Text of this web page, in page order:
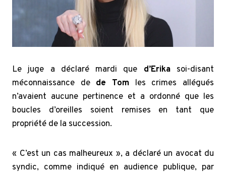
Le juge a déclaré mardi que d’Erika soi-disant
méconnaissance de de Tom les crimes allégués
n’avaient aucune pertinence et a ordonné que les
boucles d’oreilles soient remises en tant que
propriété de la succession.
« C’est un cas malheureux », a déclaré un avocat du
syndic, comme indiqué en audience publique, par